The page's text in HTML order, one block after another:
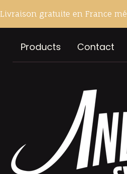
Livraison gratuite en France
Products Contact